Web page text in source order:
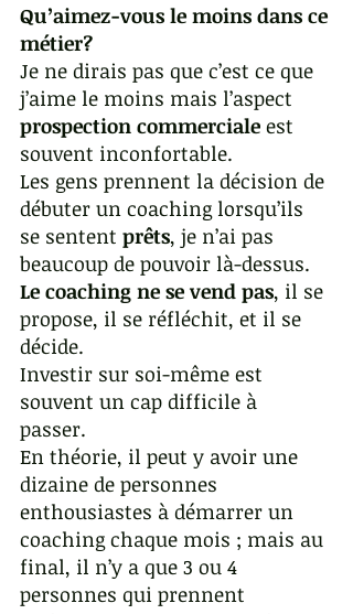
Qu’aimez-vous le moins dans ce
métier?
Je ne dirais pas que c’est ce que
j’aime le moins mais l’aspect
prospection commerciale est
souvent inconfortable.
Les gens prennent la décision de
débuter un coaching lorsqu’ils
se sentent prêts, je n’ai pas
beaucoup de pouvoir là-dessus.
Le coaching ne se vend pas, il se
propose, il se réfléchit, et il se
décide.
Investir sur soi-même est
souvent un cap difficile à
passer.
En théorie, il peut y avoir une
dizaine de personnes
enthousiastes à démarrer un
coaching chaque mois ; mais au
final, il n’y a que 3 ou 4
personnes qui prennent